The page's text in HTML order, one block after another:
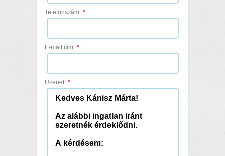
Telefonszám: *
E-mail cím: *
Üzenet: *